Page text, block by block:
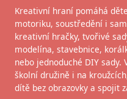
Kreativní hraní pomáhá
motoriku, soustředění i
kreativní hračky, tvořivé
modelína, stavebnice,
nebo jednoduché DIY sady.
školní družině i na
dítě bez obrazovky a spojit